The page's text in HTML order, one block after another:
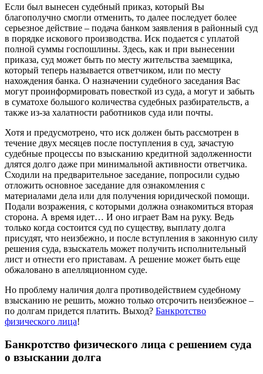
Если был вынесен судебный приказ, который Вы
благополучно смогли отменить, то далее последует более
серьезное действие – подача банком заявления в районный суд
в порядке искового производства. Иск подается с уплатой
полной суммы госпошлины. Здесь, как и при вынесении
приказа, суд может быть по месту жительства заемщика,
который теперь называется ответчиком, или по месту
нахождения банка. О назначении судебного заседания Вас
могут проинформировать повесткой из суда, а могут и забыть
в суматохе большого количества судебных разбирательств, а
также из-за халатности работников суда или почты.
Хотя и предусмотрено, что иск должен быть рассмотрен в
течение двух месяцев после поступления в суд, зачастую
судебные процессы по взысканию кредитной задолженности
длятся долго даже при минимальной активности ответчика.
Сходили на предварительное заседание, попросили судью
отложить основное заседание для ознакомления с
материалами дела или для получения юридической помощи.
Подали возражения, с которыми должна ознакомиться вторая
сторона. А время идет… И оно играет Вам на руку. Ведь
только когда состоится суд по существу, выплату долга
присудят, что неизбежно, и после вступления в законную силу
решения суда, взыскатель может получить исполнительный
лист и отнести его приставам. А решение может быть еще
обжаловано в апелляционном суде.
Но проблему наличия долга противодействием судебному
взысканию не решить, можно только отсрочить неизбежное –
по долгам придется платить. Выход? Банкротство
физического лица!
Банкротство физического лица с решением суда
о взыскании долга